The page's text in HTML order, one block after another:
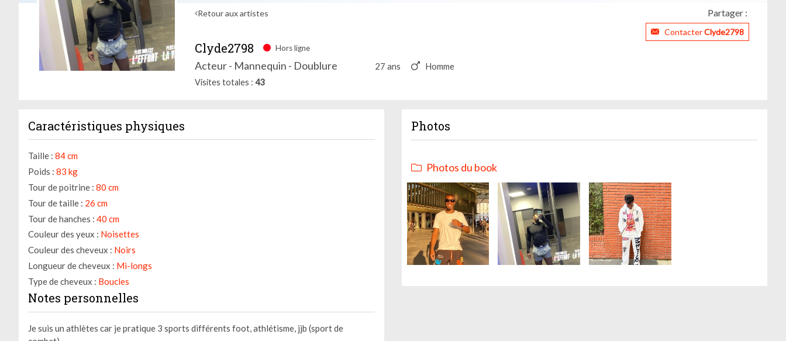
Retour aux artistes Partager :
ContacterClyde2798
Clyde2798 Hors ligne
Acteur - Mannequin - Doublure 27 ans Homme
Visites totales 43
Caractéristiques physiques
Taille : 84 cm
Poids : 83 kg
Tour de poitrine : 80 cm
Tour de taille : 26 cm
Tour de hanches : 40 cm
Couleur des yeux : Noisettes
Couleur des cheveux : Noirs
Longueur de cheveux : Mi-longs
Type de cheveux : Boucles
Notes personnelles
Je suis un athlètes car je pratique 3 sports différents foot, athlétisme, jjb (sport de
Photos
Photos du book